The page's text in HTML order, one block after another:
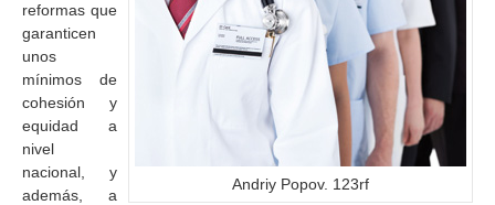
Andriy Popov. 123rf
reformas que
garanticen
unos
mínimos de
cohesión y
equidad a
nivel
nacional, y
además, a